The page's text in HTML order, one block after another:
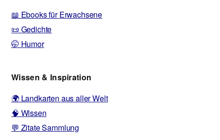
📖 Ebooks für Erwachsene
📜 Gedichte
🤭 Humor
Wissen & Inspiration
🌍 Landkarten aus aller Welt
🧠 Wissen
💬 Zitate Sammlung